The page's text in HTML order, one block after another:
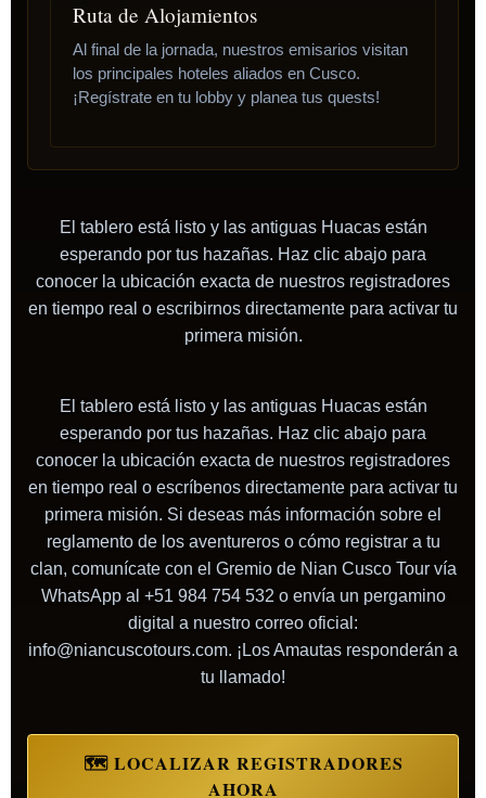
Ruta de Alojamientos
Al final de la jornada, nuestros emisarios visitan
los principales hoteles aliados en Cusco.
¡Regístrate en tu lobby y planea tus quests!
El tablero está listo y las antiguas Huacas están
esperando por tus hazañas. Haz clic abajo para
conocer la ubicación exacta de nuestros registradores
en tiempo real o escribirnos directamente para activar tu
primera misión.
El tablero está listo y las antiguas Huacas están
esperando por tus hazañas. Haz clic abajo para
conocer la ubicación exacta de nuestros registradores
en tiempo real o escríbenos directamente para activar tu
primera misión. Si deseas más información sobre el
reglamento de los aventureros o cómo registrar a tu
clan, comunícate con el Gremio de Nian Cusco Tour vía
WhatsApp al +51 984 754 532 o envía un pergamino
digital a nuestro correo oficial:
info@niancuscotours.com. ¡Los Amautas responderán a
tu llamado!
🗺️ LOCALIZAR REGISTRADORES
AHORA